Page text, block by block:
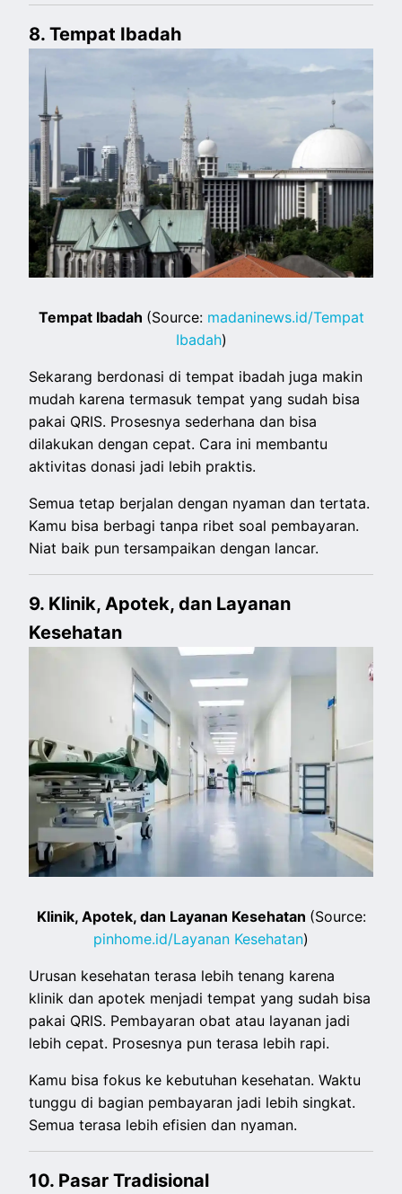
8. Tempat Ibadah
Tempat Ibadah (Source: madaninews.id/Tempat
Ibadah)
Sekarang berdonasi di tempat ibadah juga makin
mudah karena termasuk tempat yang sudah bisa
pakai QRIS. Prosesnya sederhana dan bisa
dilakukan dengan cepat. Cara ini membantu
aktivitas donasi jadi lebih praktis.
Semua tetap berjalan dengan nyaman dan tertata.
Kamu bisa berbagi tanpa ribet soal pembayaran.
Niat baik pun tersampaikan dengan lancar.
9. Klinik, Apotek, dan Layanan
Kesehatan
Klinik, Apotek, dan Layanan Kesehatan (Source:
pinhome.id/Layanan Kesehatan)
Urusan kesehatan terasa lebih tenang karena
klinik dan apotek menjadi tempat yang sudah bisa
pakai QRIS. Pembayaran obat atau layanan jadi
lebih cepat. Prosesnya pun terasa lebih rapi.
Kamu bisa fokus ke kebutuhan kesehatan. Waktu
tunggu di bagian pembayaran jadi lebih singkat.
Semua terasa lebih efisien dan nyaman.
10. Pasar Tradisional